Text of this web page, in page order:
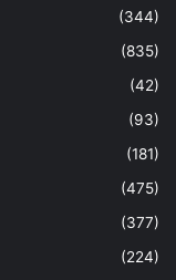
(344)
(835)
(42)
(93)
(181)
(475)
(377)
(224)